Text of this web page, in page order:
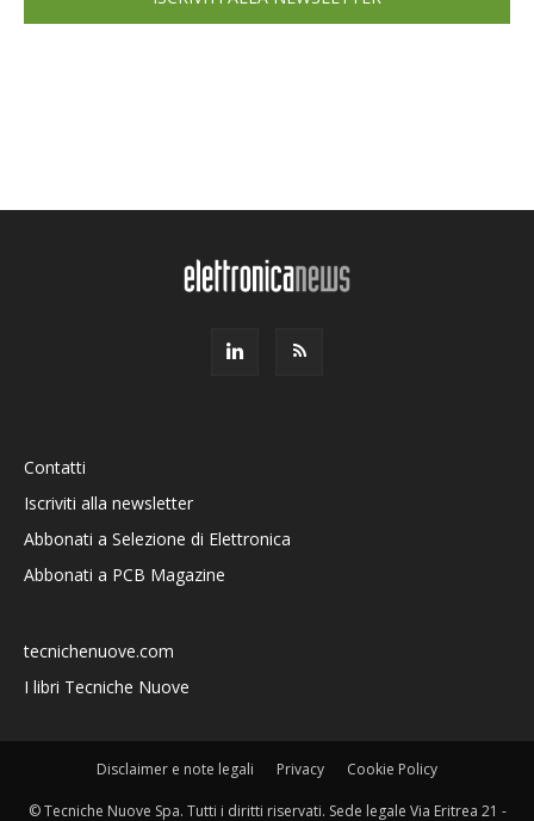
Contatti
Iscriviti alla newsletter
Abbonati a Selezione di Elettronica
Abbonati a PCB Magazine
tecnichenuove.com
I libri Tecniche Nuove
Disclaimer e note legali Privacy Cookie Policy
© Tecniche Nuove Spa. Tutti i diritti riservati. Sede legale Via Eritrea 21 -